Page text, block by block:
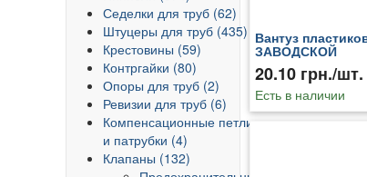
Седелки для труб (62)
Штуцеры для труб (435)
Крестовины (59)
Контргайки (80)
Опоры для труб (2)
Ревизии для труб (6)
Компенсационные петли
и патрубки (4)
Клапаны (132)
Вантуз
ЗАВОДСКОЙ
20.10 грн./шт.
Есть в наличии